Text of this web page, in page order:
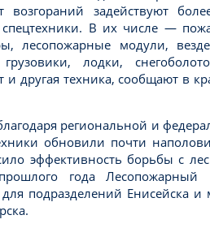
возгораний задействуют
В их числе —
лесопожарные модули,
лодки,
и другая техника, сообщают в
региональной и
обновили почти
эффективность борьбы с
года Лесопожарный
подразделений Енисейска